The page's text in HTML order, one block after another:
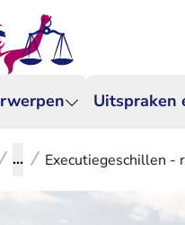
Uitspraken
... Executiegeschillen -